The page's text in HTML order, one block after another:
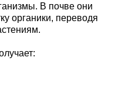
В почве они
органики, переводя